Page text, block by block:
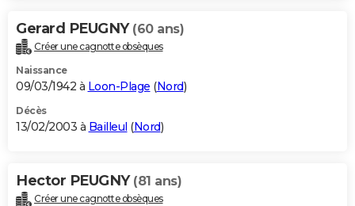
Gerard PEUGNY (60 ans)
Créer une cagnotte obsèques
Naissance
09/03/1942 à Loon-Plage (Nord)
Décès
13/02/2003 à Bailleul (Nord)
Hector PEUGNY (81 ans)
Créer une cagnotte obsèques